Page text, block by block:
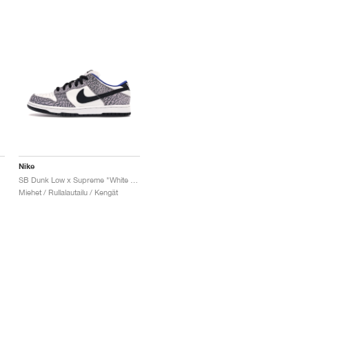
Nike
Miehet / Rullalautailu / Kengät